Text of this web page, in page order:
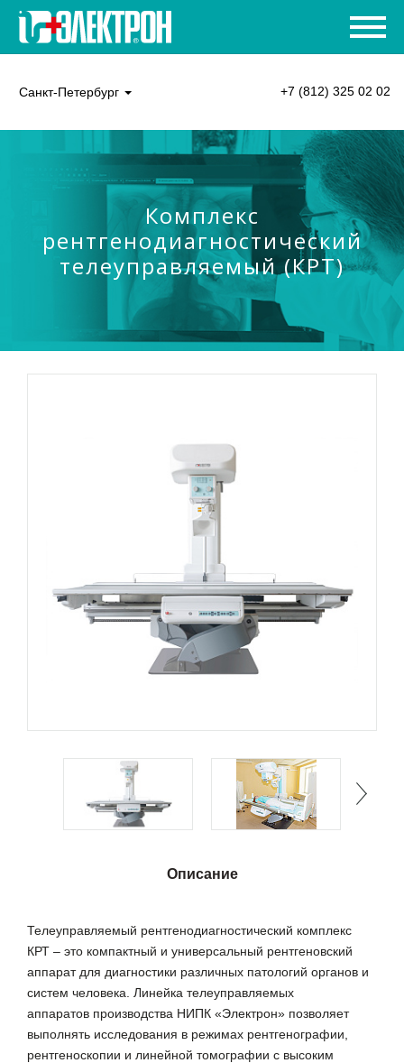
Санкт-Петербург +7 (812) 325 02 02
Комплекс
рентгенодиагностический
телеуправляемый (КРТ)
Описание
Телеуправляемый рентгенодиагностический комплекс
КРТ – это компактный и универсальный рентгеновский
аппарат для диагностики различных патологий органов и
систем человека. Линейка телеуправляемых
аппаратов производства НИПК «Электрон» позволяет
выполнять исследования в режимах рентгенографии,
рентгеноскопии и линейной томографии с высоким